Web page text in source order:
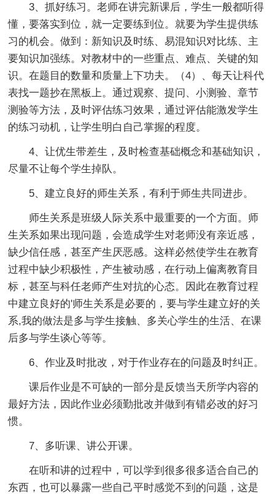
3、抓好练习。老师在讲完新课后，学生一般都听得
懂，要落实到位，就一定要练到位。就要为学生提供练
习的机会。做到：新知识及时练、易混知识对比练、主
要知识加强练。对教材中的一些重点、难点、关键的知
识。在题目的数量和质量上下功夫。（4）、每天让科代
表找一题抄在黑板上。通过观察、提问、小测验、章节
测验等方法，及时评估练习效果，通过评估能激发学生
的练习动机，让学生明白自己掌握的程度。
4、让优生带差生，及时检查基础概念和基础知识，
尽量不让每个学生掉队。
5、建立良好的师生关系，有利于师生共同进步。
师生关系是班级人际关系中最重要的一个方面。师
生关系如果出现问题，会造成学生对老师没有亲近感，
缺少信任感，甚至产生厌恶感。这样必然使学生在教育
过程中缺少积极性，产生被动感，在行动上偏离教育目
标，甚至与科任老师产生对抗的心态。因此在教育过程
中建立良好的'师生关系是必要的，要与学生建立好的关
系,我的做法是多与学生接触、多关心学生的生活、在课
后多与学生谈心等等。
6、作业及时批改，对于作业存在的问题及时纠正。
课后作业是不可缺的一部分是反馈当天所学内容的
最好方法，因此作业必须勤批改并做到有错必改的好习
惯。
7、多听课、讲公开课。
在听和讲的过程中，可以学到很多很多适合自己的
东西，也可以暴露一些自己平时感觉不到的问题，这是